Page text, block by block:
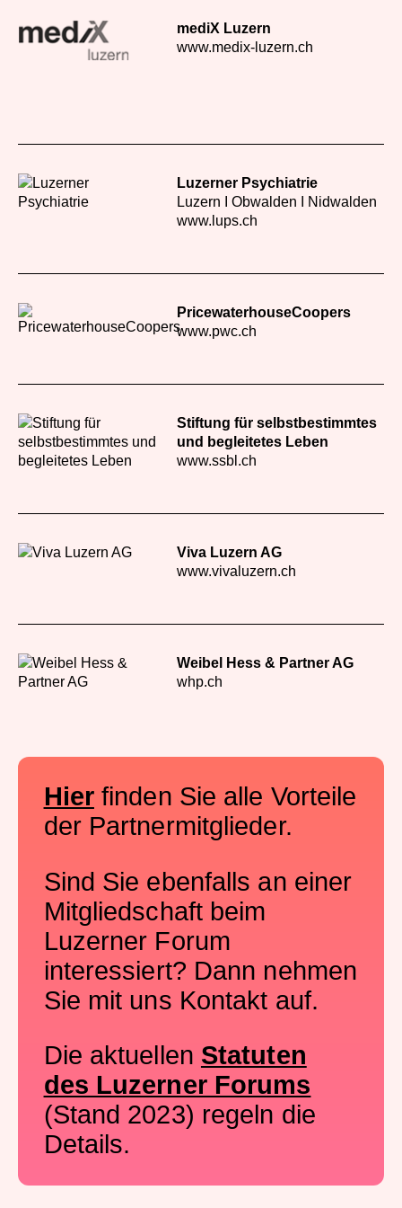
mediX Luzern
www.medix-luzern.ch
Luzerner Psychiatrie
Luzern Ι Obwalden Ι Nidwalden
www.lups.ch
PricewaterhouseCoopers
www.pwc.ch
Stiftung für selbstbestimmtes
und begleitetes Leben
www.ssbl.ch
Viva Luzern AG
www.vivaluzern.ch
Weibel Hess & Partner AG
whp.ch
Hierfinden Sie alle Vorteile
der Partnermitglieder.
Sind Sie ebenfalls an einer
Mitgliedschaft beim
Luzerner Forum
interessiert? Dann nehmen
Sie mit uns Kontakt auf.
Die aktuellen Statuten
des Luzerner Forums
(Stand 2023) regeln die
Details.